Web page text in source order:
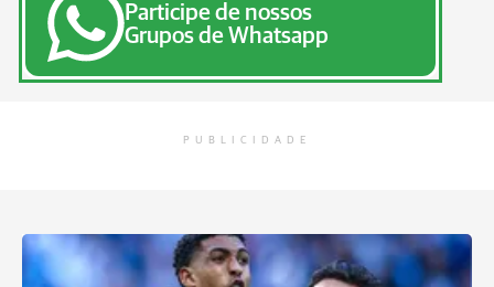
Participe de nossos
Grupos de Whatsapp
PUBLICIDADE